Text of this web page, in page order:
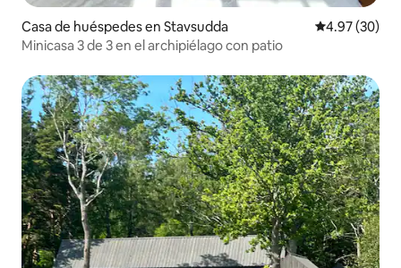
Casa de huéspedes en Stavsudda Calificación
4.97 (30)
Minicasa 3 de 3 en el archipiélago con patio